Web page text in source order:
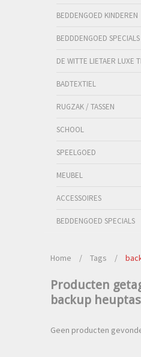
BEDDENGOED KINDEREN
BEDDDENGOED SPECIALS
DE WITTE LIETAER LUXE
BADTEXTIEL
RUGZAK / TASSEN
SCHOOL
SPEELGOED
MEUBEL
ACCESSOIRES
BEDDENGOED SPECIALS
Home / Tags /
Producten
backup heuptas
Geen producten